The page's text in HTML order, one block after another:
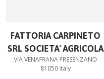
FATTORIA CARPINETO
SRL SOCIETA' AGRICOLA
VIA VENAFRANA PRESENZANO
81050 Italy